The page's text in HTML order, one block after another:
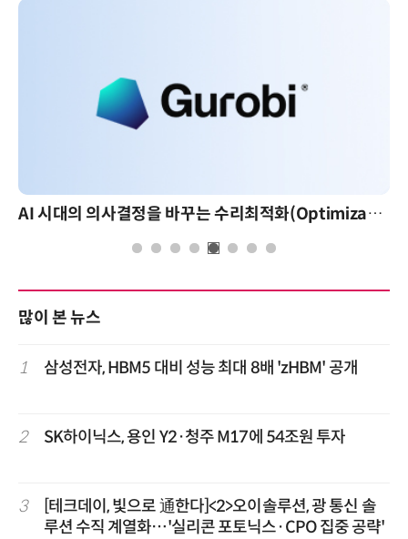
AI 시대의 의사결정을 바꾸는 수리최적화(Optimization): 실제 산업 적용 사례와 활용 전략
많이 본 뉴스
1 삼성전자, HBM5 대비 성능 최대 8배 'zHBM' 공개
2 SK하이닉스, 용인 Y2·청주 M17에 54조원 투자
3
[테크데이, 빛으로 通한다]<2>오이솔루션, 광 통신 솔
루션 수직 계열화…'실리콘 포토닉스·CPO 집중 공략'